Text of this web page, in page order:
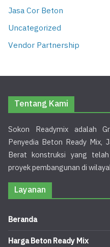
Jasa Cor Beton
Uncategorized
Vendor Partnership
Tentang Kami
Sokon Readymix adalah
Penyedia Beton Ready Mix,
Berat konstruksi yang
proyek pembangunan di
Layanan
Beranda
Harga Beton Ready Mix